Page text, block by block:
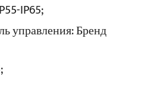
IP65;
управления:Бренд